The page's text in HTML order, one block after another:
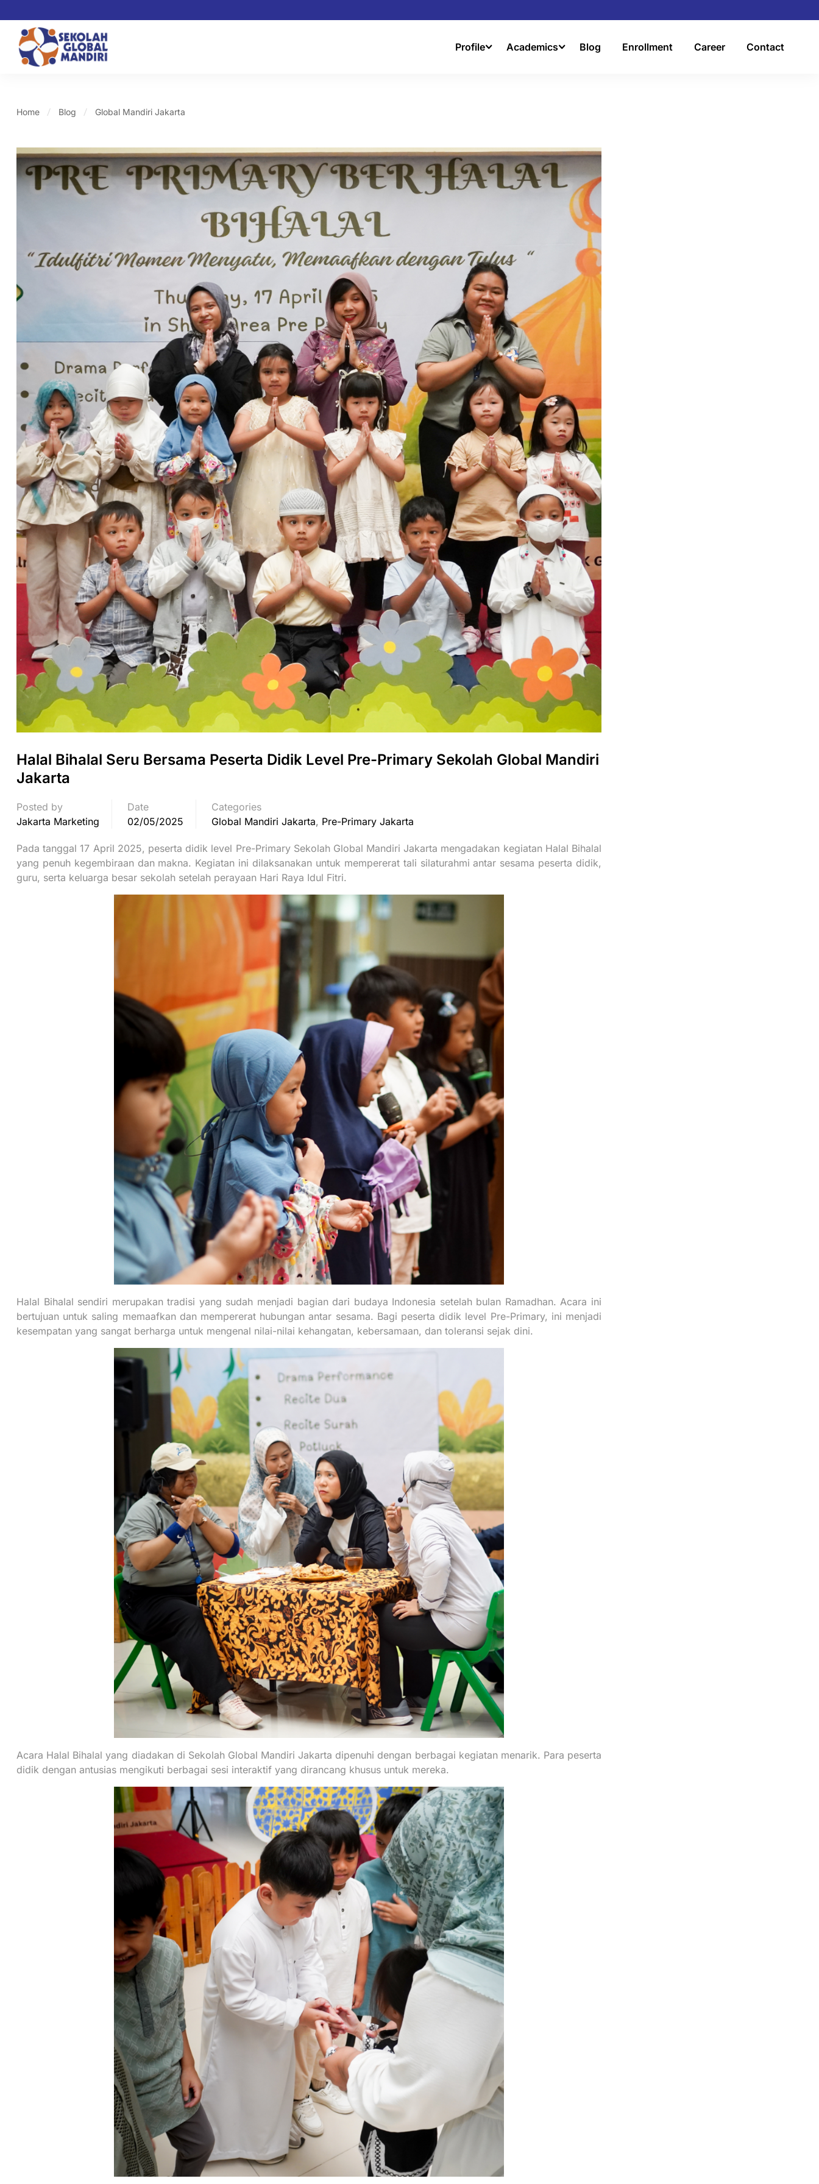
Profile Academics Blog Enrollment Career Contact
Home Blog Global Mandiri Jakarta
Halal Bihalal Seru Bersama Peserta Didik Level Pre-Primary Sekolah Global Mandiri
Jakarta
Posted by
Jakarta Marketing
Date
02/05/2025
Categories
Global Mandiri Jakarta, Pre-Primary Jakarta
Pada tanggal 17 April 2025, peserta didik level Pre-Primary Sekolah Global Mandiri Jakarta mengadakan kegiatan Halal Bihalal
yang penuh kegembiraan dan makna. Kegiatan ini dilaksanakan untuk mempererat tali silaturahmi antar sesama peserta didik,
guru, serta keluarga besar sekolah setelah perayaan Hari Raya Idul Fitri.
Halal Bihalal sendiri merupakan tradisi yang sudah menjadi bagian dari budaya Indonesia setelah bulan Ramadhan. Acara ini
bertujuan untuk saling memaafkan dan mempererat hubungan antar sesama. Bagi peserta didik level Pre-Primary, ini menjadi
kesempatan yang sangat berharga untuk mengenal nilai-nilai kehangatan, kebersamaan, dan toleransi sejak dini.
Acara Halal Bihalal yang diadakan di Sekolah Global Mandiri Jakarta dipenuhi dengan berbagai kegiatan menarik. Para peserta
didik dengan antusias mengikuti berbagai sesi interaktif yang dirancang khusus untuk mereka.